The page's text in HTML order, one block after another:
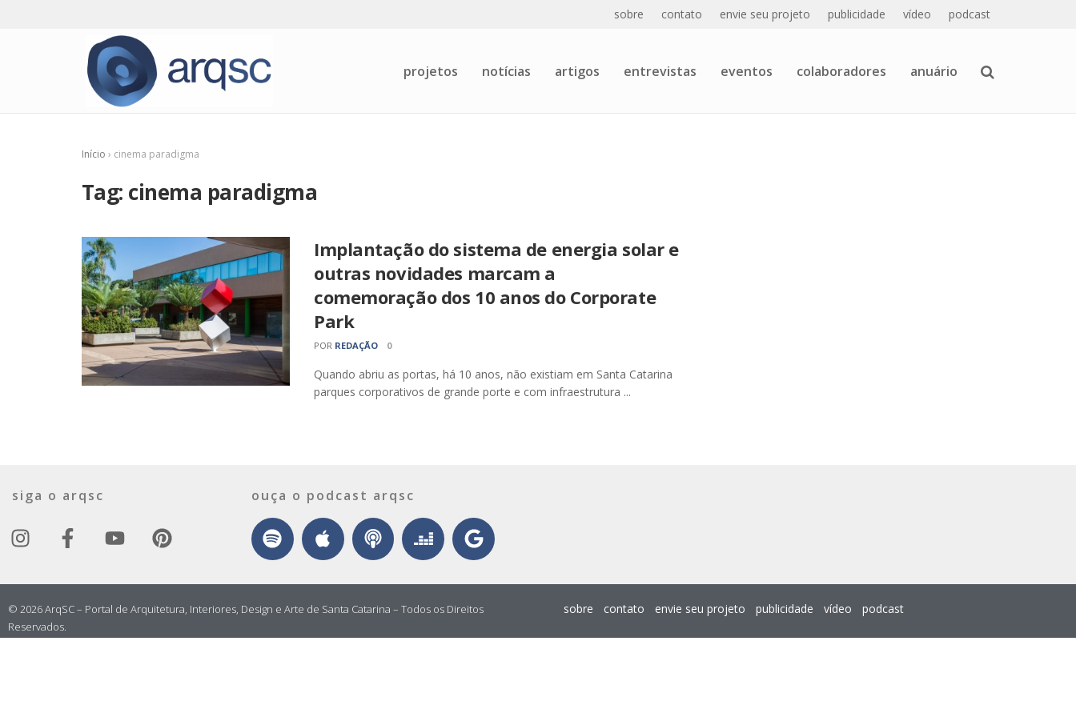
sobre contato envie seu projeto publicidade vídeo podcast
projetos notícias artigos entrevistas eventos colaboradores anuário
Início › cinema paradigma
Tag: cinema paradigma
Implantação do sistema de energia solar e
outras novidades marcam a
comemoração dos 10 anos do Corporate
Park
POR REDAÇÃO 0
Quando abriu as portas, há 10 anos, não existiam em Santa Catarina
parques corporativos de grande porte e com infraestrutura ...
siga o arqsc ouça o podcast arqsc
© 2026 ArqSC – Portal de Arquitetura, Interiores, Design e Arte de Santa Catarina – Todos os Direitos
Reservados.
sobre contato envie seu projeto publicidade vídeo podcast